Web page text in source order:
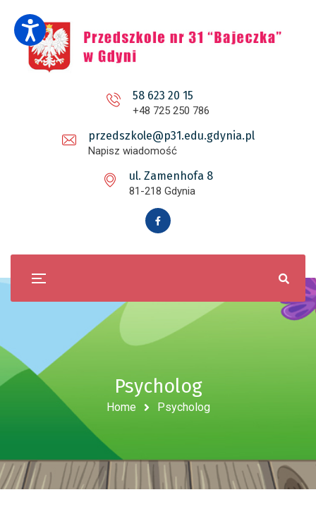
58 623 20 15
+48 725 250 786
przedszkole@p31.edu.gdynia.pl
Napisz wiadomość
ul. Zamenhofa 8
81-218 Gdynia
Psycholog
Home Psycholog